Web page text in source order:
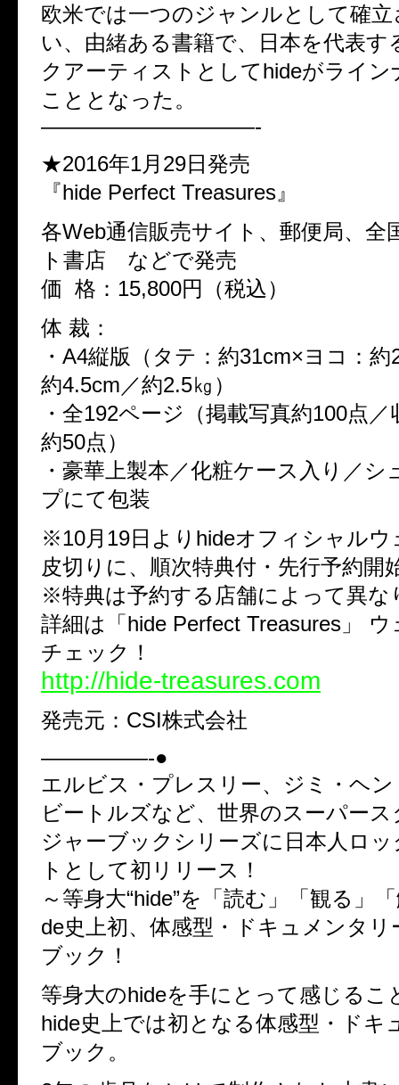
欧米では一つのジャンルとして確
い、由緒ある書籍で、日本を代表す
クアーティストとしてhideがライ
こととなった。
——————————-
★2016年1月29日発売
『hide Perfect Treasures』
各Web通信販売サイト、郵便局、全
ト書店 などで発売
価 格：15,800円（税込）
体 裁：
・A4縦版（タテ：約31cm×ヨコ：
約4.5cm／約2.5㎏）
・全192ページ（掲載写真約100点
約50点）
・豪華上製本／化粧ケース入り／シ
プにて包装
※10月19日よりhideオフィシャルウ
皮切りに、順次特典付・先行予約開
※特典は予約する店舗によって異な
詳細は「hide Perfect Treasures」
チェック！
http://hide-treasures.com
発売元：CSI株式会社
—————-●
エルビス・プレスリー、ジミ・ヘ
ビートルズなど、世界のスーパー
ジャーブックシリーズに日本人ロ
トとして初リリース！
～等身大“hide”を「読む」「観る」
de史上初、体感型・ドキュメンタ
ブック！
等身大のhideを手にとって感じるこ
hide史上では初となる体感型・ドキ
ブック。